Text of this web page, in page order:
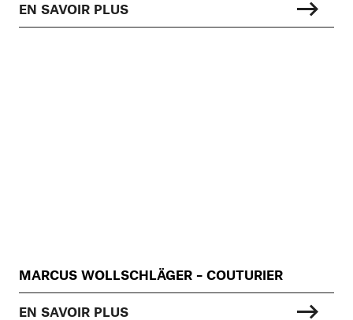
EN SAVOIR PLUS
MARCUS WOLLSCHLÄGER – COUTURIER
EN SAVOIR PLUS